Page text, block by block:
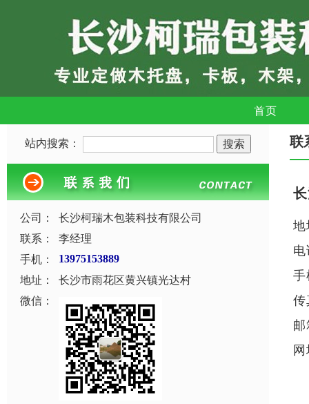
首页
站内搜索：
公司：
长沙柯瑞木包装科技有限公司
联系：
李经理
手机：
13975153889
地址：
长沙市雨花区黄兴镇光达村
微信：
联